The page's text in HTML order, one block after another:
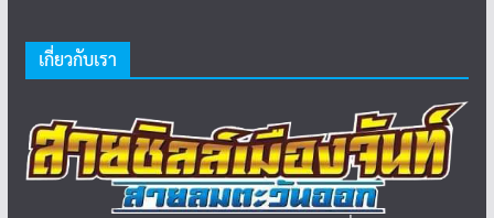
เกี่ยวกับเรา